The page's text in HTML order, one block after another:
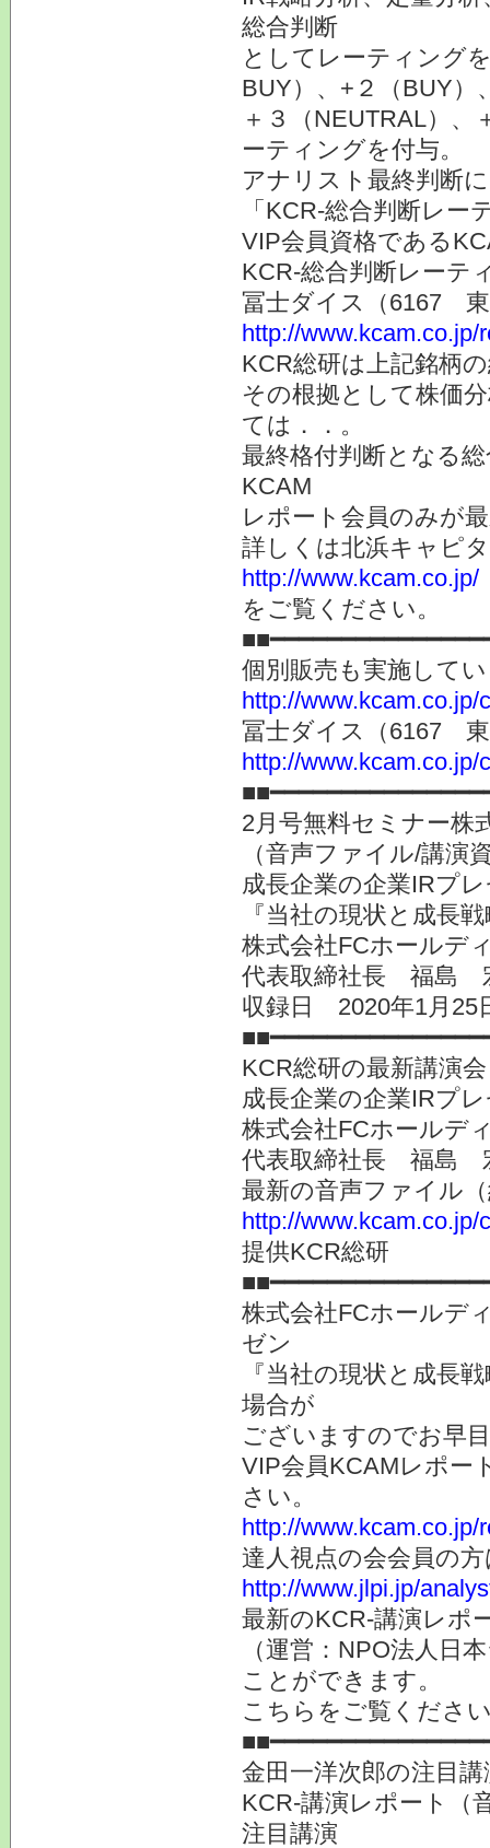
総合判断
としてレーティング
BUY）、+２（BUY）
＋３（NEUTRAL）、
ーティングを付与。
アナリスト最終判断
「KCR-総合判断レ
VIP会員資格である
KCR-総合判断レーテ
冨士ダイス（6167
http://www.kcam.co.jp/
KCR総研は上記銘柄
その根拠として株価
ては．．。
最終格付判断となる
KCAM
レポート会員のみが
詳しくは北浜キャ
http://www.kcam.co.jp/
をご覧ください。
個別販売も実施して
http://www.kcam.co.jp/
冨士ダイス（6167 東
http://www.kcam.co.jp/
2月号無料セミナー株
（音声ファイル/講演
成長企業の企業IRプ
『当社の現状と成長
株式会社FCホールデ
代表取締社長 福島
収録日 2020年1月25
KCR総研の最新講演
成長企業の企業IRプ
株式会社FCホールデ
代表取締社長 福島
最新の音声ファイル
http://www.kcam.co.jp/
提供KCR総研
株式会社FCホールデ
ゼン
『当社の現状と成長
場合が
ございますのでお早
VIP会員KCAMレポー
さい。
http://www.kcam.co.jp/
達人視点の会会員の
http://www.jlpi.jp/
最新のKCR-講演レポ
（運営：NPO法人日
ことができます。
こちらをご覧くだ
金田一洋次郎の注目講
KCR-講演レポート（
注目講演